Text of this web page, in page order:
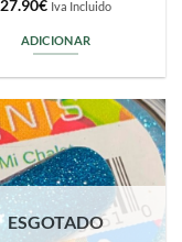
27.90€ Iva Incluido
ADICIONAR
ESGOTADO